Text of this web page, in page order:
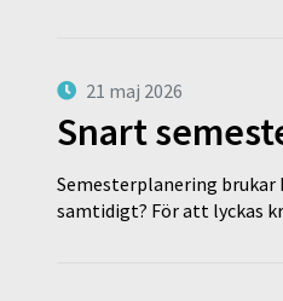
21 maj 2026
Snart
Semesterplanering brukar
samtidigt? För att lyckas